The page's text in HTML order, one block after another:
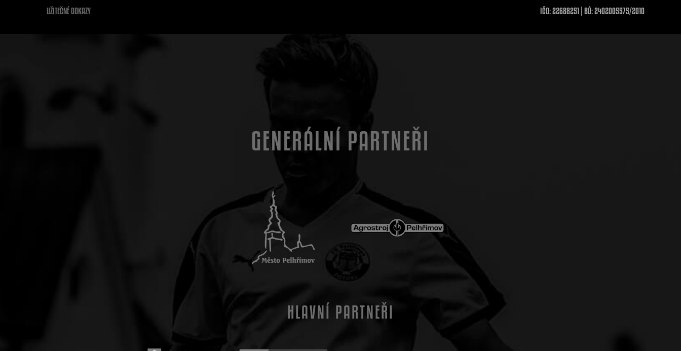
UŽITEČNÉ ODKAZY
IČO: 22688251 | BÚ: 2402005575/2010
GENERÁLNÍ PARTNEŘI
HLAVNÍ PARTNEŘI